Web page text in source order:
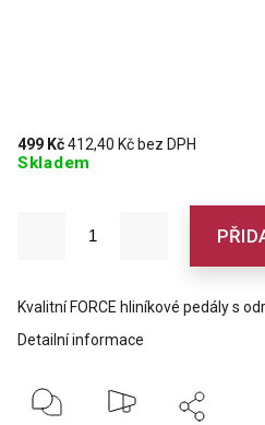
499 Kč412,40 Kč bez DPH
Skladem
Kvalitní FORCE hliníkové pedály s
Detailní informace